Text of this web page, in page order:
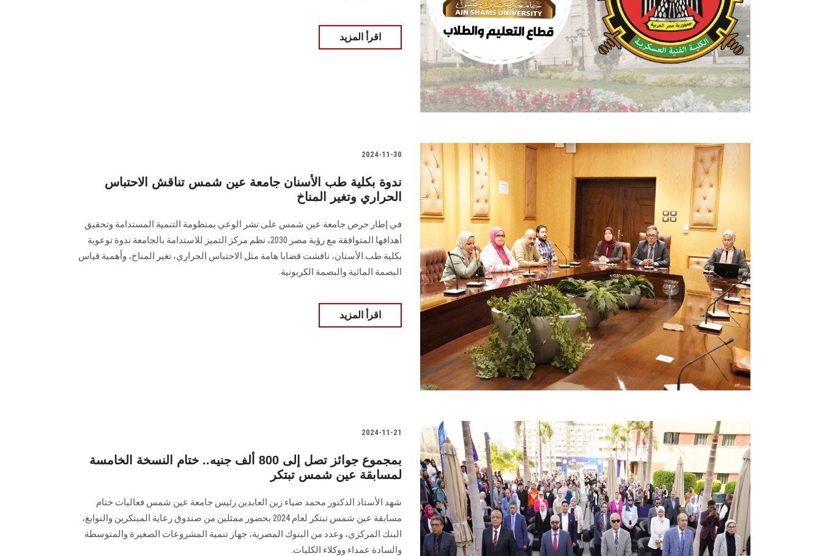
اقرأ المزيد
2024-11-30
ندوة بكلية طب الأسنان جامعة عين شمس تناقش الاحتباس
الحراري وتغير المناخ
في إطار حرص جامعة عين شمس على نشر الوعي بمنظومة التنمية المستدامة وتحقيق
أهدافها ‏المتوافقة مع رؤية مصر 2030، نظم مركز التميز للاستدامة بالجامعة ندوة توعوية
بكلية طب ‏الأسنان، ناقشت قضايا هامة مثل الاحتباس الحراري، تغير المناخ، وأهمية قياس
البصمة المائية ‏والبصمة الكربونية.
اقرأ المزيد
2024-11-21
بمجموع جوائز تصل إلى 800 ألف جنيه.. ختام النسخة الخامسة
لمسابقة عين شمس تبتكر
شهد الأستاذ الدكتور محمد ضياء زين العابدين رئيس جامعة عين شمس فعاليات ختام
مسابقة ‏عين شمس تبتكر لعام 2024 بحضور ممثلين من صندوق رعاية المبتكرين والنوابغ،
البنك ‏المركزي، وعدد من البنوك المصرية، جهاز تنمية المشروعات الصغيرة والمتوسطة
والسادة ‏عمداء ووكلاء الكليات‎.‎